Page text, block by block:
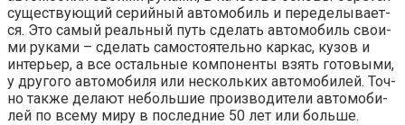
суще­ству­ю­щий серий­ный авто­мо­биль и пере­де­лы­ва­ет­
ся. Это самый реаль­ный путь сде­лать авто­мо­биль сво­и­
ми рука­ми – сде­лать само­сто­я­тель­но кар­кас, кузов и
инте­рьер, а все осталь­ные ком­по­нен­ты взять гото­вы­ми,
у дру­го­го авто­мо­би­ля или несколь­ких авто­мо­би­лей. Точ­
но так­же дела­ют неболь­шие про­из­во­ди­те­ли авто­мо­би­
лей по все­му миру в послед­ние 50 лет или больше.